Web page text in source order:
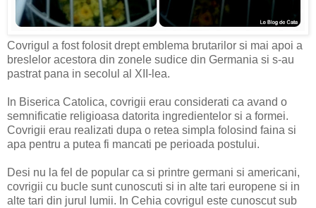
Covrigul a fost folosit drept emblema brutarilor si mai apoi a
breslelor acestora din zonele sudice din Germania si s-au
pastrat pana in secolul al XII-lea.
In Biserica Catolica, covrigii erau considerati ca avand o
semnificatie religioasa datorita ingredientelor si a formei.
Covrigii erau realizati dupa o retea simpla folosind faina si
apa pentru a putea fi mancati pe perioada postului.
Desi nu la fel de popular ca si printre germani si americani,
covrigii cu bucle sunt cunoscuti si in alte tari europene si in
alte tari din jurul lumii. In Cehia covrigul este cunoscut sub